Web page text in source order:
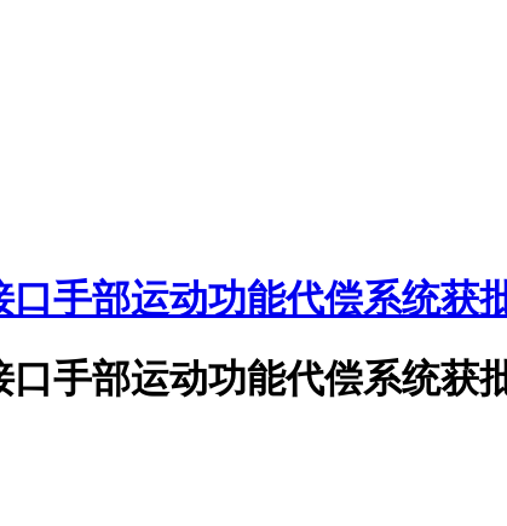
手部运动功能代偿系统获
手部运动功能代偿系统获